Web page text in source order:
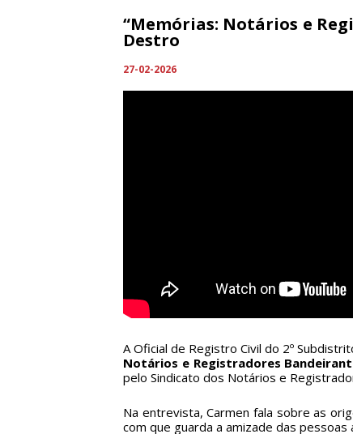
“Memórias: Notários e
Destro
27-02-2026
A Oficial de Registro Civil do 2º
Notários e Registradores
pelo Sindicato dos Notários e
Na entrevista, Carmen fala sobre as
com que guarda a amizade das pessoas